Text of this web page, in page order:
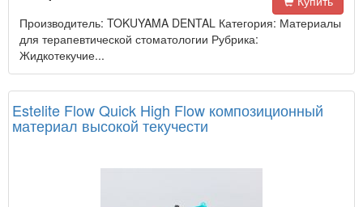
Производитель: TOKUYAMA DENTAL Категория: Материалы
для терапевтической стоматологии Рубрика:
Жидкотекучие...
Estelite Flow Quick High Flow композиционный
материал высокой текучести